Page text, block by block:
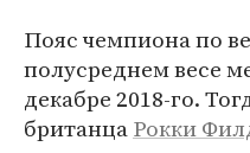
Пояс чемпиона по
полусреднем весе
декабре 2018-го.
британцаРокки